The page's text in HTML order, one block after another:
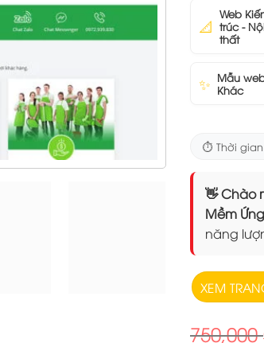
📐
Web
trúc -
thất
✨ Mẫu
Khác
⏱️ Thời
👋 Chào
Mềm
năng
XEM
750,000